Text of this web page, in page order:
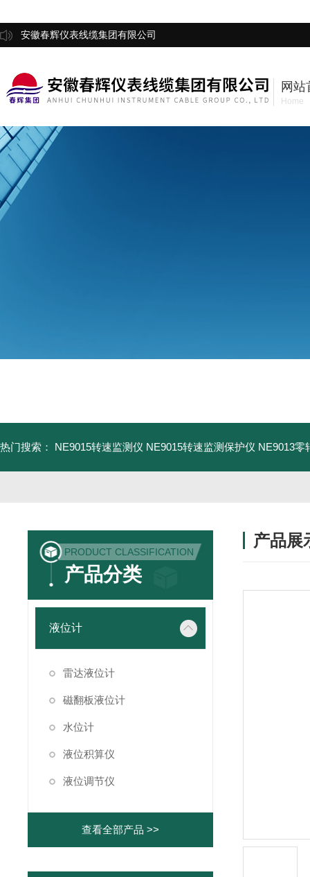
安徽春辉仪表线缆集团有限公司
网站
Home
热门搜索： NE9015转速监测仪 NE9015转速监测保护仪 NE9013零
PRODUCT CLASSIFICATION
产品分类
液位计
雷达液位计
磁翻板液位计
水位计
液位积算仪
液位调节仪
查看全部产品 >>
产品展